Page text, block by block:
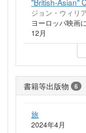
ジョン・ウィリ
ヨーロッパ映画
12月
書籍等出版物 6
旅
2024年4月